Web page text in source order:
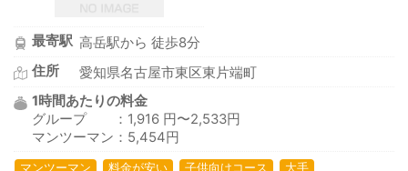
最寄駅 高岳駅から 徒歩8分
住所
愛知県名古屋市東区東片端町
1時間あたりの料金
グループ ：1,916 円〜2,533円
マンツーマン：5,454円
マンツーマン 料金が安い 子供向けコース 大手